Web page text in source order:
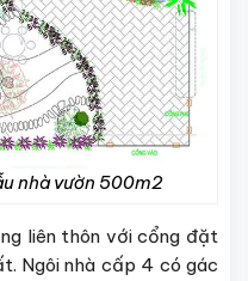
nhà vườn 500m2
liên thôn với cổng đặt
Ngôi nhà cấp 4 có gác